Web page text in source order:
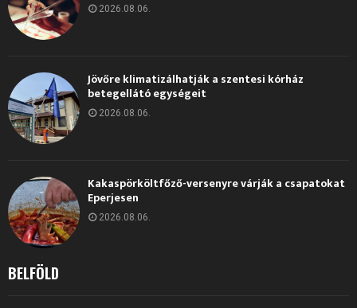
2026.08.06.
Jövőre klimatizálhatják a szentesi kórház
betegellátó egységeit
2026.08.06.
Kakaspörköltfőző-versenyre várják a csapatokat
Eperjesen
2026.08.06.
BELFÖLD